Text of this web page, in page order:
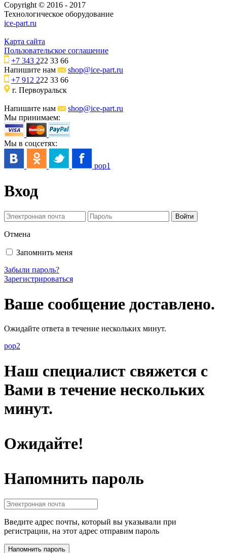
Copyright © 2016 - 2017
Технологическое оборудование
ice-part.ru
Карта сайта
Пользовательское соглашение
+7 343 222 33 66
Напишите нам
shop@ice-part.ru
+7 912 222 33 66
г. Первоуральск
Напишите нам
shop@ice-part.ru
Мы принимаем:
Мы в соцсетях:
pop1
Вход
Отмена
Запомнить меня
Забыли пароль?
Зарегистрироваться
Ваше сообщение доставлено.
Ожидайте ответа в течение нескольких минут.
pop2
Наш специалист свяжется с
Вами в течение нескольких
минут.
Ожидайте!
Напомнить пароль
Введите адрес почты, который вы указывали при
регистрации, на этот адрес отправим пароль